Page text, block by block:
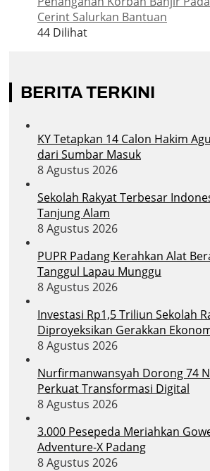
Cerint Salurkan Bantuan
44 Dilihat
BERITA TERKINI
KY Tetapkan 14 Calon Hakim
dari Sumbar Masuk
8 Agustus 2026
Sekolah Rakyat Terbesar
Tanjung Alam
8 Agustus 2026
PUPR Padang Kerahkan Alat
Tanggul Lapau Munggu
8 Agustus 2026
Investasi Rp1,5 Triliun Sekolah
Diproyeksikan Gerakkan
8 Agustus 2026
Nurfirmanwansyah Dorong 74
Perkuat Transformasi Digital
8 Agustus 2026
3.000 Pesepeda Meriahkan
Adventure-X Padang
8 Agustus 2026